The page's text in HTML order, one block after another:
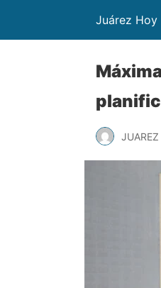
Juárez Hoy